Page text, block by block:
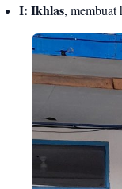
I: Ikhlas, membuat